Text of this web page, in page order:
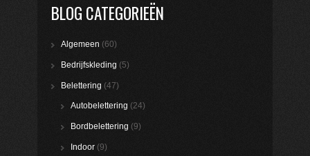
BLOG CATEGORIEËN
Algemeen (60)
Bedrijfskleding (5)
Belettering (47)
Autobelettering (24)
Bordbelettering (9)
Indoor (9)